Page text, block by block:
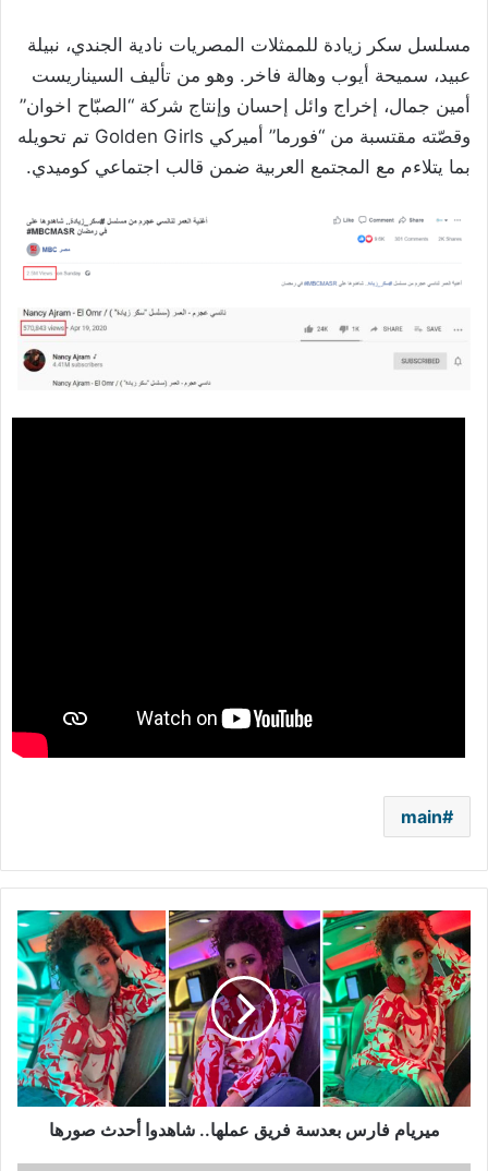
مسلسل ​سكر زيادة​ للممثلات المصريات نادية الجندي، نبيلة
عبيد، سميحة أيوب وهالة فاخر. وهو من تأليف السيناريست
أمين جمال، إخراج وائل إحسان وإنتاج شركة “الصبّاح اخوان”
وقصّته مقتسبة من “فورما” أميركي Golden Girls تم تحويله
بما يتلاءم مع المجتمع العربية ضمن قالب اجتماعي كوميدي.
main
ميريام
فارس
بعدسة
فريق
عملها..
شاهدوا
أحدث
صورها
ميريام فارس بعدسة فريق عملها.. شاهدوا أحدث صورها